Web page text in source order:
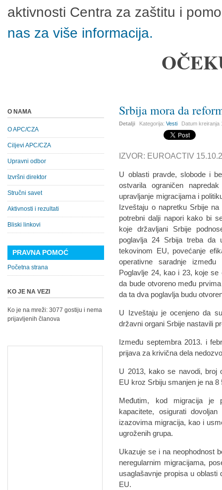
aktivnosti Centra za zaštitu i
nas za više informacija.
Srbija mora da
Detalji Kategorija:Vesti Datum kreiranja
IZVOR: EUROACTIV
U oblasti pravde, slobode i
ostvarila ograničen
upravljanje migracijama i
Izveštaju o napretku Srbije
potrebni dalji napori kako bi
koje državljani Srbije
poglavlja 24 Srbija treba da
tekovinom EU, povećanje
operativne saradnje
Poglavlje 24, kao i 23, koje
da bude otvoreno među
da ta dva poglavlja budu
U Izveštaju je ocenjeno da
državni organi Srbije nastavili
Između septembra 2013. i
prijava za krivična dela
U 2013, kako se navodi, broj
EU kroz Srbiju smanjen je na 8
Međutim, kod migracija je
kapacitete, osigurati
izazovima migracija, kao i
ugroženih grupa.
Ukazuje se i na neophodnost
neregularnim migracijama,
usaglašavnje propisa u oblasti
EU.
O NAMA
O APC/CZA
Ciljevi APC/CZA
Upravni odbor
Izvršni direktor
Stručni savet
Aktivnosti i rezultati
Bliski linkovi
PRAVNA POMOĆ
Početna strana
KO JE NA VEZI
Ko je na mreži: 3077 gostiju i nema
prijavljenih članova